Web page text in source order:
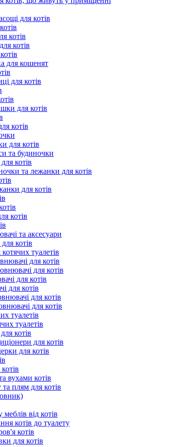
для котів
котів
котів
для кошенят
для котів
для котів
котів
для котів
та будиночки
котів
та лежанки для котів
для котів
котів
та аксесуари
котів
туалетів
для котів
для котів
для котів
для котів
для котів
для котів
туалетів
туалетів
котів
для котів
для котів
вухами котів
та плям для котів
від котів
котів до туалету
котів
для котів